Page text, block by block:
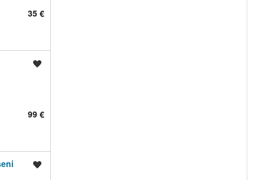
35 €
99 €